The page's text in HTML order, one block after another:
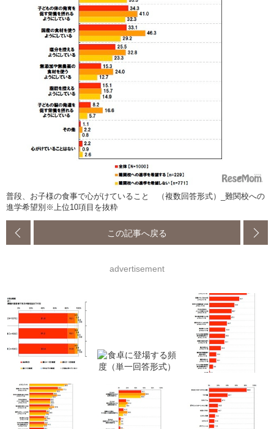
普段、お子様の食事で心がけていること （複数回答形式）_難関校への
進学希望別※上位10項目を抜粋
この記事へ戻る
advertisement